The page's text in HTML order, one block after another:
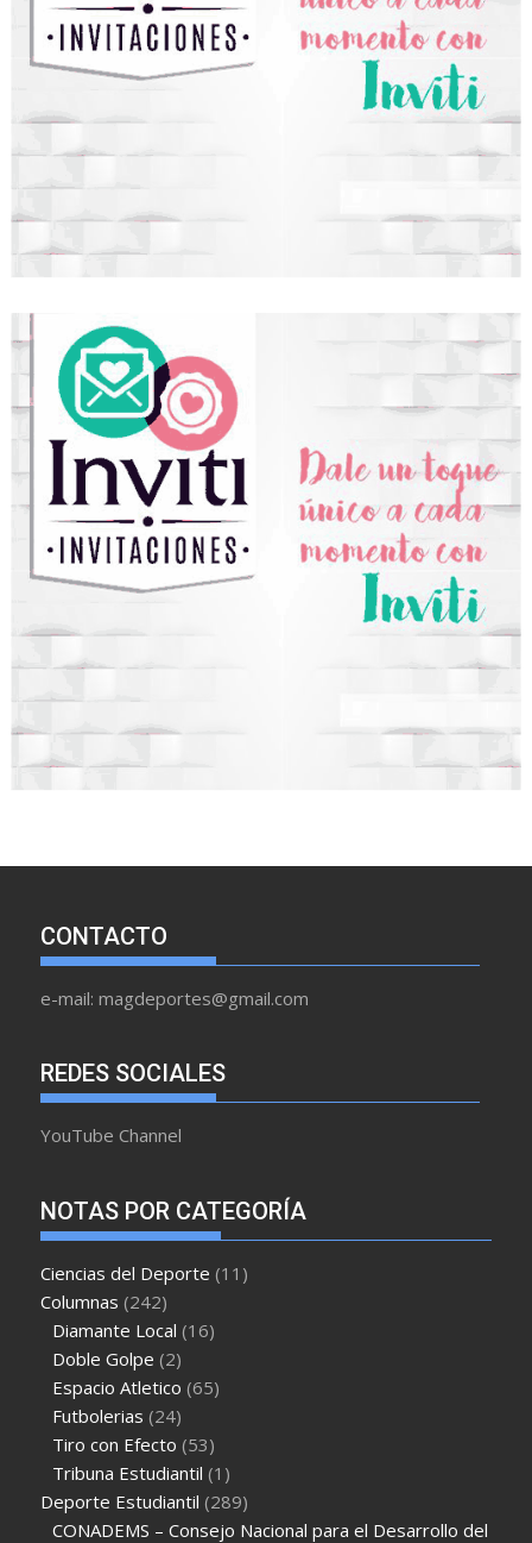
CONTACTO
e-mail: magdeportes@gmail.com
REDES SOCIALES
YouTube Channel
NOTAS POR CATEGORÍA
Ciencias del Deporte (11)
Columnas (242)
Diamante Local (16)
Doble Golpe (2)
Espacio Atletico (65)
Futbolerias (24)
Tiro con Efecto (53)
Tribuna Estudiantil (1)
Deporte Estudiantil (289)
CONADEMS – Consejo Nacional para el Desarrollo del